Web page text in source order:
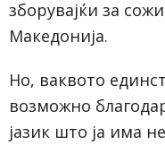
зборувајќи за
Македонија.
Но, ваквото
возможно
јазик што ја има